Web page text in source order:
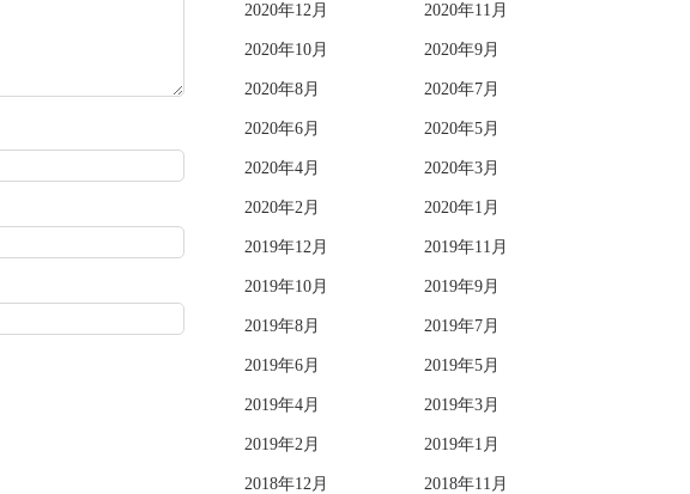
2020年12月 2020年11月
2020年10月 2020年9月
2020年8月 2020年7月
2020年6月 2020年5月
2020年4月 2020年3月
2020年2月 2020年1月
2019年12月 2019年11月
2019年10月 2019年9月
2019年8月 2019年7月
2019年6月 2019年5月
2019年4月 2019年3月
2019年2月 2019年1月
2018年12月 2018年11月